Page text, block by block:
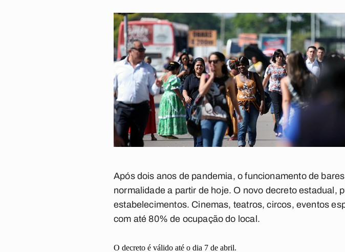
Após dois anos de pandemia, o funcionamento de
normalidade a partir de hoje. O novo decreto estadual,
estabelecimentos. Cinemas, teatros, circos, eventos
com até 80% de ocupação do local.
O decreto é válido até o dia 7 de abril.